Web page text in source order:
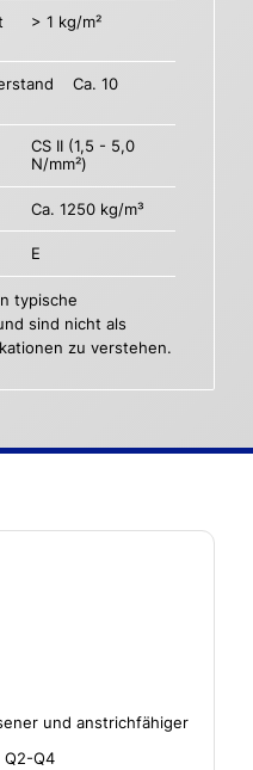
> 1 kg/m²
Ca. 10
CS II (1,5 - 5,0
N/mm²)
Ca. 1250 kg/m³
E
typische
sind nicht als
zu verstehen.
und anstrichfähiger
Q2-Q4